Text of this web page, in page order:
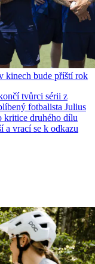
kinech bude příští rok
tvůrci sérii z
fotbalista Julius
kritice druhého dílu
a vrací se k odkazu